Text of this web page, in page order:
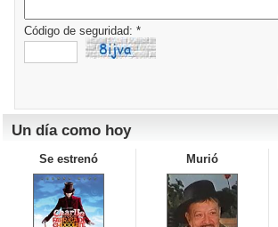
Código de seguridad: *
Un día como hoy
Se estrenó Murió